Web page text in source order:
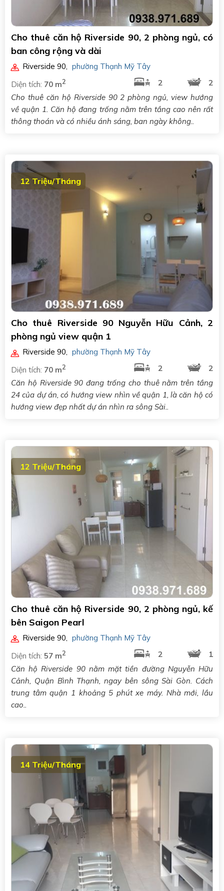
Cho thuê căn hộ Riverside 90, 2 phòng ngủ, có
ban công rộng và dài
Riverside 90
phường Thạnh Mỹ Tây
Diện tích: 70 m2 2
2
Cho thuê căn hộ Riverside 90 2 phòng ngủ, view hướng
về quận 1. Căn hộ đang trống nằm trên tầng cao nên rất
thông thoán và có nhiều ánh sáng, ban ngày không..
12 Triệu/Tháng
Cho thuê Riverside 90 Nguyễn Hữu Cảnh, 2
phòng ngủ view quận 1
Riverside 90, phường Thạnh Mỹ Tây
Diện tích: 70 m2 2
2
Căn hộ Riverside 90 đang trống cho thuê nằm trên tầng
24 của dự án, có hướng view nhìn về quận 1, là căn hộ có
hướng view đẹp nhất dự án nhìn ra sông Sài..
12 Triệu/Tháng
Cho thuê căn hộ Riverside 90, 2 phòng ngủ, kế
bên Saigon Pearl
Riverside 90
phường Thạnh Mỹ Tây
Diện tích: 57 m2 2
1
Căn hộ Riverside 90 nằm mặt tiền đường Nguyễn Hữu
Cảnh, Quận Bình Thạnh, ngay bên sông Sài Gòn. Cách
trung tâm quận 1 khoảng 5 phút xe máy. Nhà mới, lầu
cao..
14 Triệu/Tháng